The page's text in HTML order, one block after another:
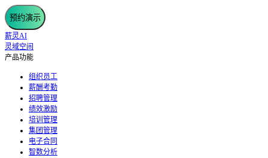
预约演示
薪灵AI
灵域空间
产品功能
组织员工
薪酬考勤
招聘管理
绩效激励
培训管理
集团管理
电子合同
智数分析